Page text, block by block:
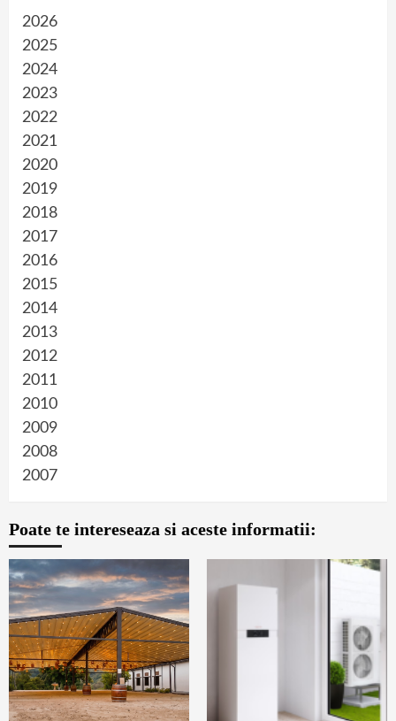
2026
2025
2024
2023
2022
2021
2020
2019
2018
2017
2016
2015
2014
2013
2012
2011
2010
2009
2008
2007
Poate te intereseaza si aceste informatii: